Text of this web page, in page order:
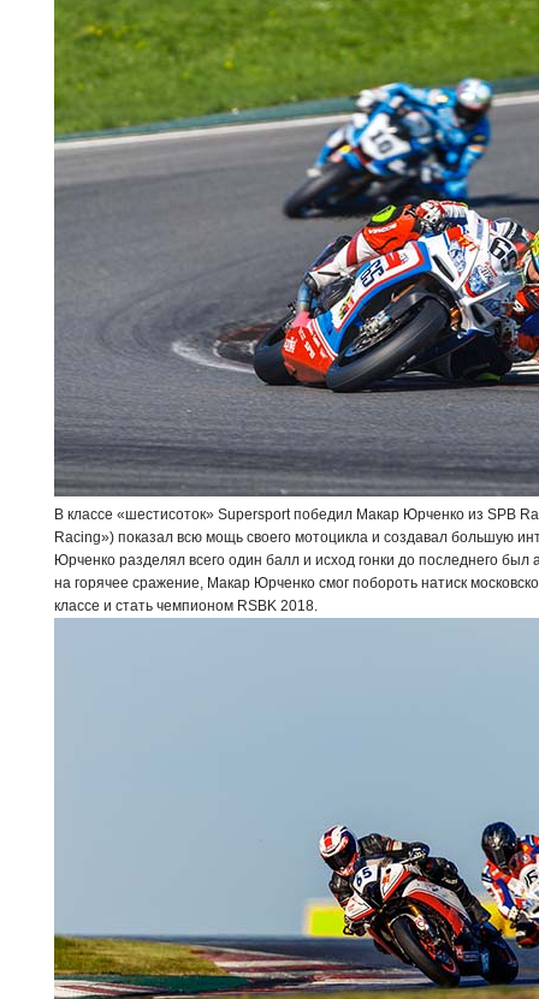
В классе «шестисоток» Supersport победил Макар Юрченко из SPB
Racing») показал всю мощь своего мотоцикла и создавал большую
Юрченко разделял всего один балл и исход гонки до последнего
на горячее сражение, Макар Юрченко смог побороть натиск
классе и стать чемпионом RSBK 2018.